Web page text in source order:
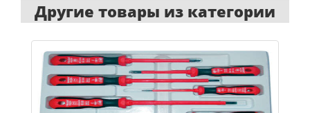
Другие товары из категории